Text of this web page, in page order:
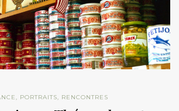
, PORTRAITS, RENCONTRES